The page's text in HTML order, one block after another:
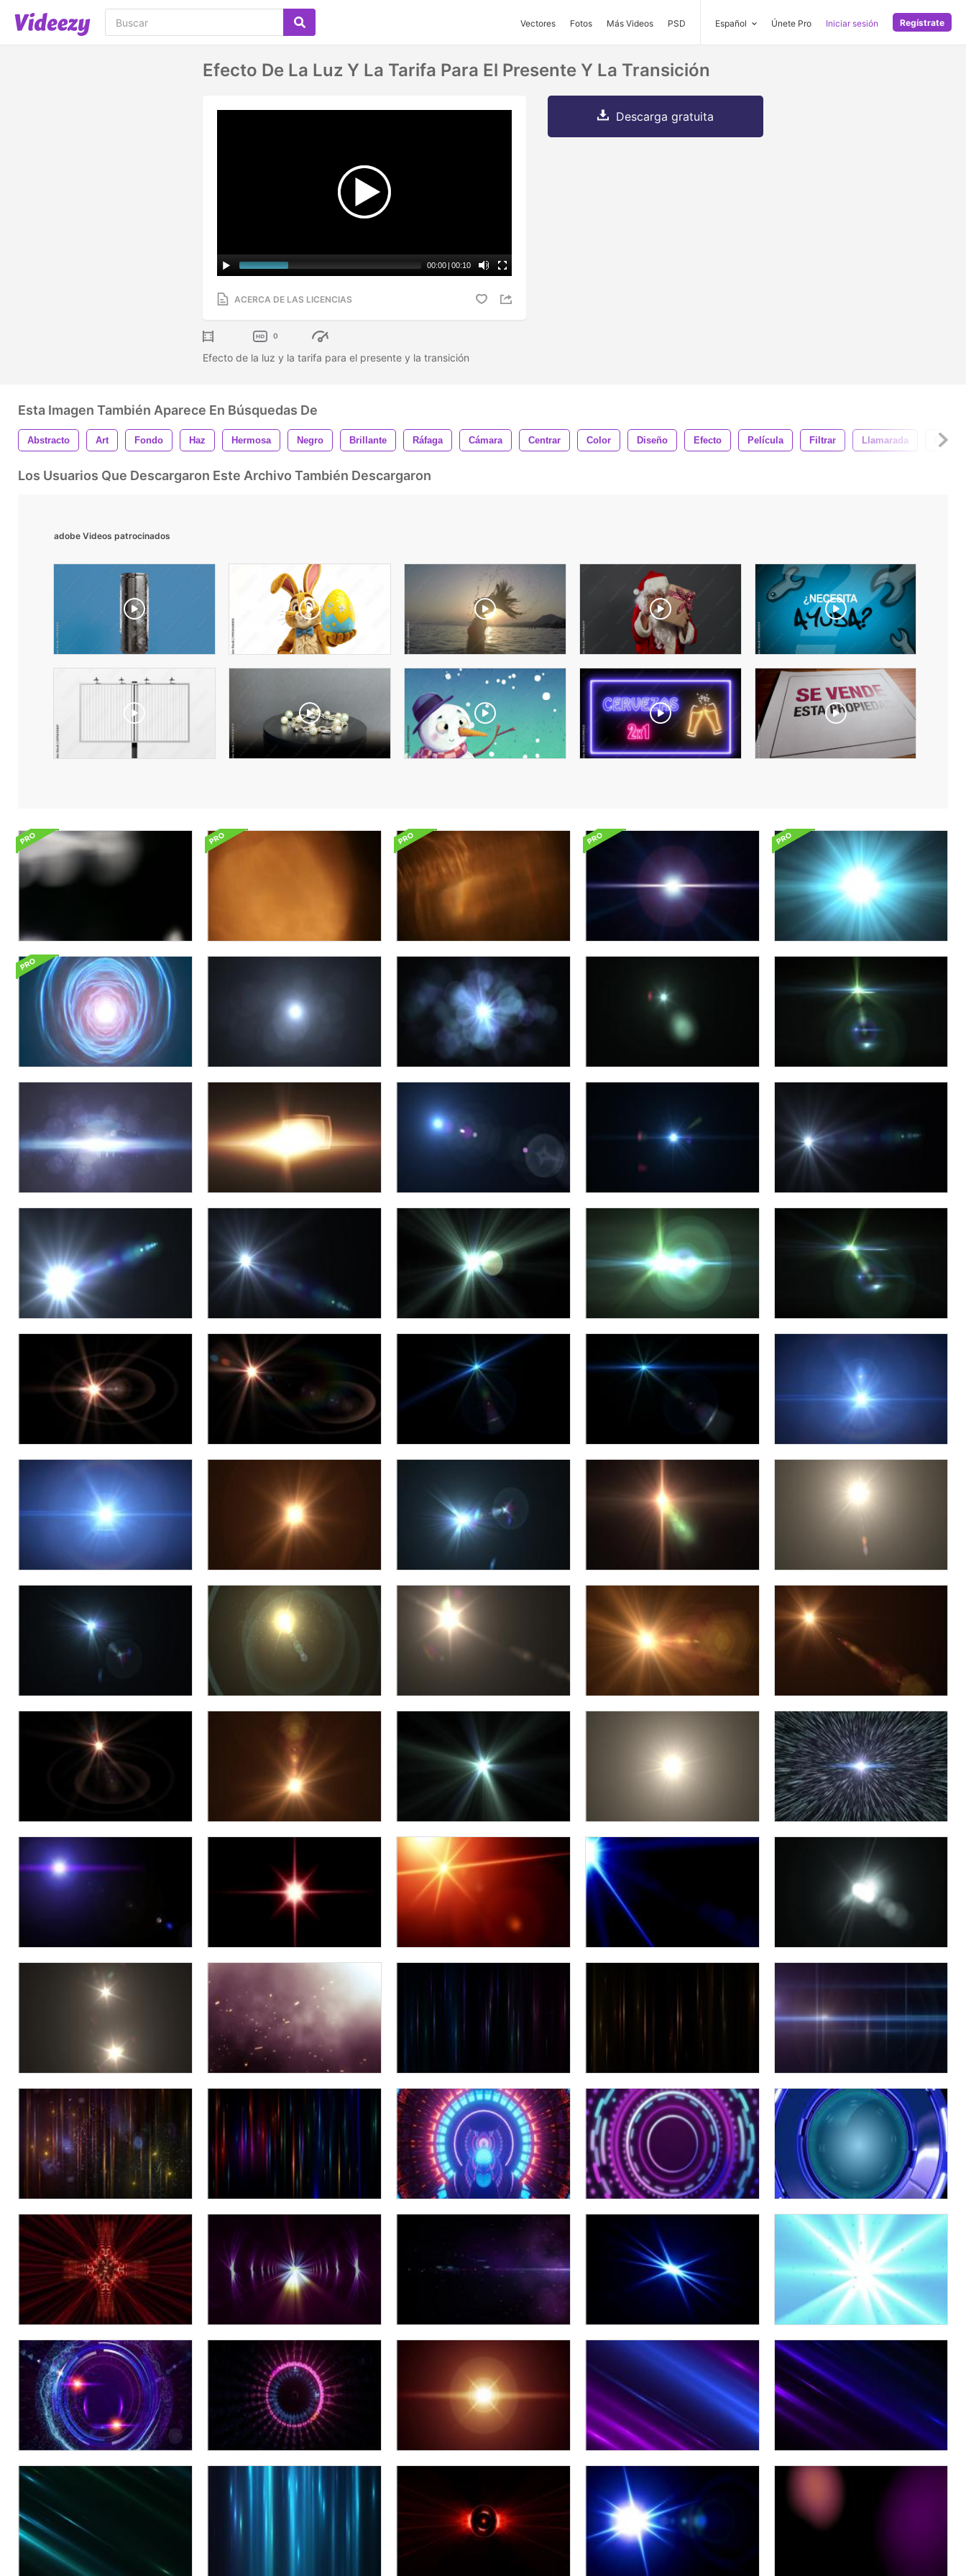
Vectores Fotos Más Videos PSD Español Únete Pro Iniciar sesión Regístrate
Efecto De La Luz Y La Tarifa Para El Presente Y La Transición
00:00 | 00:10
ACERCA DE LAS LICENCIAS
0
Efecto de la luz y la tarifa para el presente y la transición
Descarga gratuita
Esta Imagen También Aparece En Búsquedas De
Abstracto Art Fondo Haz Hermosa Negro Brillante Ráfaga Cámara Centrar Color Diseño Efecto Película Filtrar Llamarada
Los Usuarios Que Descargaron Este Archivo También Descargaron
adobe Videos patrocinados